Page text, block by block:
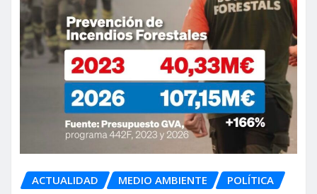
ACTUALIDAD MEDIO AMBIENTE POLÍTICA